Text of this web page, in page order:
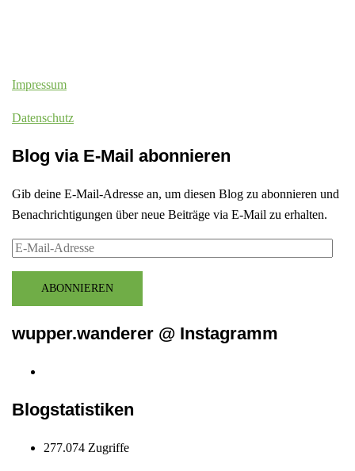
Impressum
Datenschutz
Blog via E-Mail abonnieren
Gib deine E-Mail-Adresse an, um diesen Blog zu abonnieren und
Benachrichtigungen über neue Beiträge via E-Mail zu erhalten.
E-
AdresseABONNIEREN
wupper.wanderer @ Instagramm
Blogstatistiken
277.074 Zugriffe